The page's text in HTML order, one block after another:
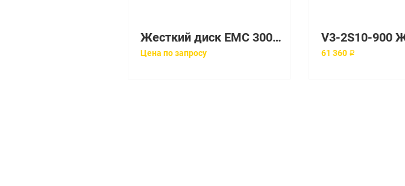
Жесткий диск EMC 300Gb 15K FC [005048848]
Цена по запросу 61 360 ₽